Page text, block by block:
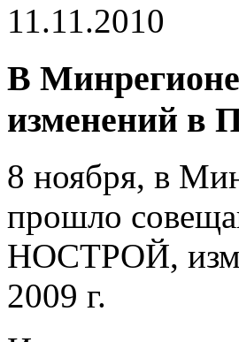
11.11.2010
В Минрегионе
изменений в
8 ноября, в
прошло
НОСТРОЙ,
2009 г.